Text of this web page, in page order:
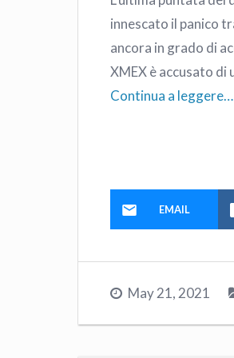
innescato il panico
ancora in grado di
XMEX è accusato di
Continua a leggere…
EMAIL
May 21, 2021